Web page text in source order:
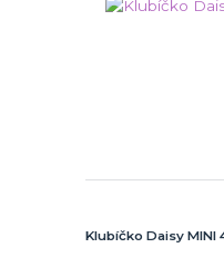
Klubíčko Daisy MINI